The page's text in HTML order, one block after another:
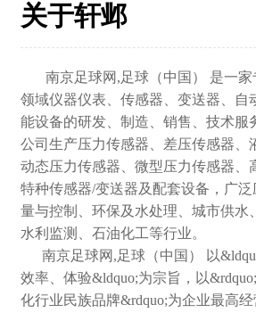
关于轩邺
南京足球网,足球（中国） 是一家
领域仪器仪表、传感器、变送器、自
能设备的研发、制造、销售、技术服
公司生产压力传感器、差压传感器、
动态压力传感器、微型压力传感器、
特种传感器/变送器及配套设备，广泛
量与控制、环保及水处理、城市供水
水利监测、石油化工等行业。
南京足球网,足球（中国） 以
效率、体验&ldquo;为宗旨，以
化行业民族品牌&rdquo;为企业最高